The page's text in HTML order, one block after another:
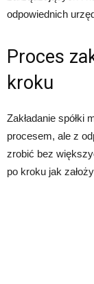
odpowiednich
Proces
kroku
Zakładanie spółki
procesem, ale z
zrobić bez
po kroku jak